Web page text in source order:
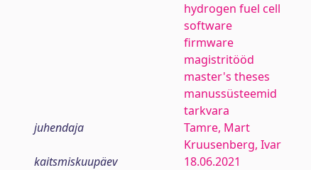
hydrogen fuel cell
software
firmware
magistritööd
master's theses
manussüsteemid
tarkvara
juhendaja
Tamre, Mart
Kruusenberg, Ivar
kaitsmiskuupäev
18.06.2021